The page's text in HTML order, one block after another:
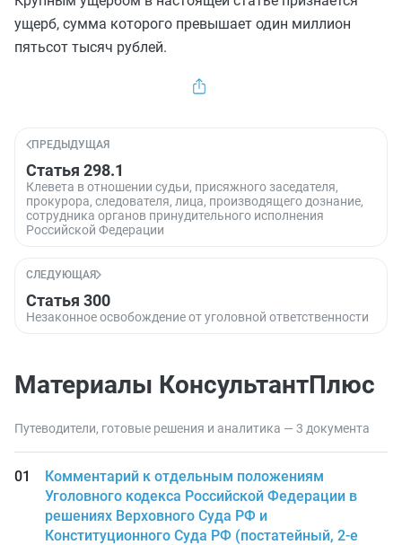
ущерб, сумма которого превышает один миллион
пятьсот тысяч рублей.
ПРЕДЫДУЩАЯ
Статья 298.1
Клевета в отношении судьи, присяжного заседателя,
прокурора, следователя, лица, производящего дознание,
сотрудника органов принудительного исполнения
Российской Федерации
СЛЕДУЮЩАЯ
Статья 300
Незаконное освобождение от уголовной ответственности
Материалы КонсультантПлюс
Путеводители, готовые решения и аналитика — 3 документа
Комментарий к отдельным положениям
Уголовного кодекса Российской Федерации в
решениях Верховного Суда РФ и
Конституционного Суда РФ (постатейный, 2-е